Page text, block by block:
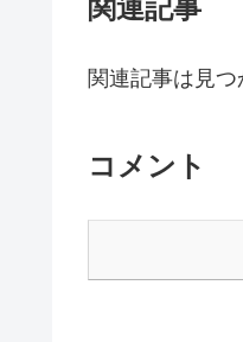
関連記事
関連記事は見つ
コメント